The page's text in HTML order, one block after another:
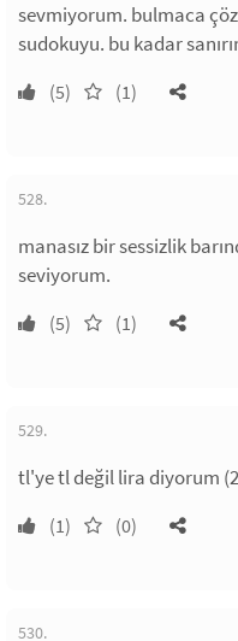
sevmiyorum. bulmaca
sudokuyu. bu kadar
(5) (1)
528.
manasız bir sessizlik
seviyorum.
(5) (1)
529.
tl'ye tl değil lira diyorum
(1) (0)
530.